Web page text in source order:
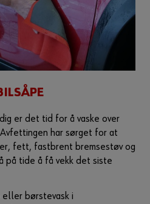
er det tid for å vaske over
har sørget for at
fett, fastbrent bremsestøv og
på tide å få vekk det siste
eller børstevask i